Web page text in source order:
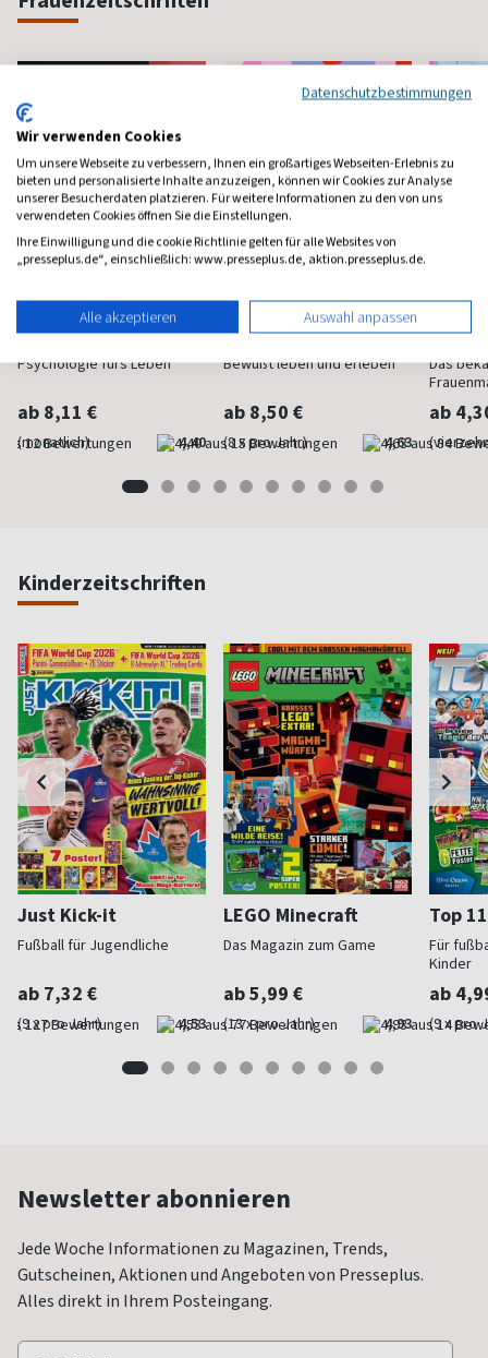
Psychologie Heute
Psychologie fürs Leben
ab 8,11 €
(monatlich) 4,40
Flow
Bewußt leben und erleben
ab 8,50 €
(8 x pro Jahr) 4,63
Das
ab
Kinderzeitschriften
Just Kick-it
Fußball für Jugendliche
ab 7,32 €
(9 x pro Jahr) 4,53
LEGO Minecraft
Das Magazin zum Game
ab 5,99 €
(13 x pro Jahr) 4,93
Top 11
Für
Kinder
ab
(9 x pro
Newsletter abonnieren
Jede Woche Informationen zu Magazinen, Trends,
Gutscheinen, Aktionen und Angeboten von Presseplus.
Alles direkt in Ihrem Posteingang.
Datenschutzbestimmungen
Wir verwenden Cookies
Um unsere Webseite zu verbessern, Ihnen ein großartiges Webseiten-Erlebnis zu
bieten und personalisierte Inhalte anzuzeigen, können wir Cookies zur Analyse
unserer Besucherdaten platzieren. Für weitere Informationen zu den von uns
verwendeten Cookies öffnen Sie die Einstellungen.
Ihre Einwilligung und die cookie Richtlinie gelten für alle Websites von
„presseplus.de“, einschließlich: www.presseplus.de, aktion.presseplus.de.
Alle akzeptieren Auswahl anpassen